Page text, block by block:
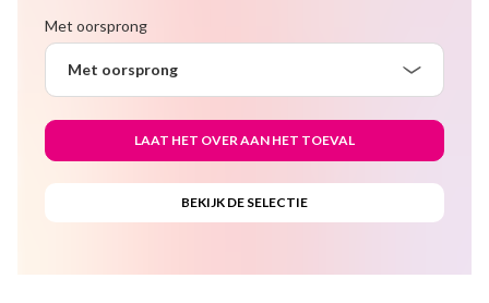
Met oorsprong
Met oorsprong